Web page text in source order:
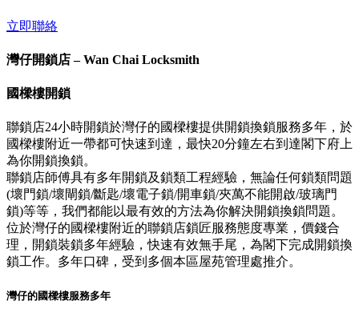
立即聯絡
灣仔開鎖店 – Wan Chai Locksmith
國樑樓開鎖
聯鎖店24小時開鎖於灣仔的國樑樓提供開鎖換鎖服務多年，於
國樑樓附近一帶都可快速到達，最快20分鐘左右到達閣下府上
為你開鎖換鎖。
聯鎖店師傅具有多年開鎖及鎖類工程經驗，無論任何鎖類問題
(壞門鎖/壞閘鎖/斷匙/壞電子鎖/開車鎖/夾萬不能開啟/玻璃門
鎖)等等，我們都能以最有效的方法為你解決開鎖換鎖問題。
位於灣仔的國樑樓附近的聯鎖店鎖匠服務態度專業，價錢合
理，開鎖裝鎖多年經驗，快速有效無手尾，為閣下完成開鎖換
鎖工作。多年口碑，受到多個本區屋苑管理處推介。
灣仔的國樑樓服務多年